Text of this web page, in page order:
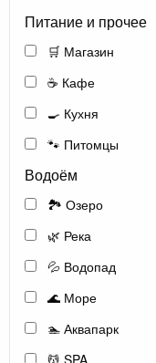
Питание и прочее
🛒 Магазин
☕ Кафе
🍳 Кухня
🐾 Питомцы
Водоём
🏞️ Озеро
🌿 Река
💦 Водопад
🌊 Море
🏊 Аквапарк